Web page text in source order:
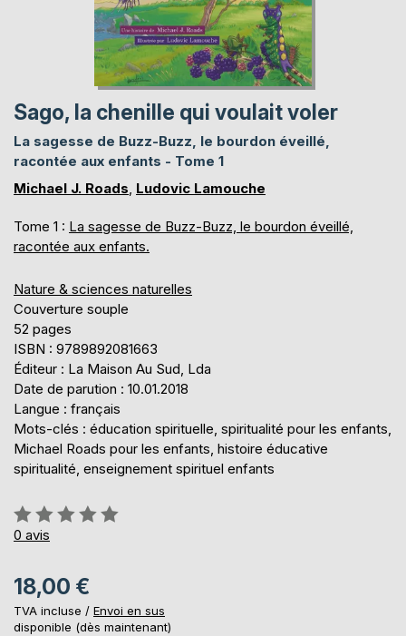
Sago, la chenille qui voulait voler
La sagesse de Buzz-Buzz, le bourdon éveillé,
racontée aux enfants - Tome 1
Michael J. Roads, Ludovic Lamouche
Tome 1 : La sagesse de Buzz-Buzz, le bourdon éveillé,
racontée aux enfants.
Nature & sciences naturelles
Couverture souple
52 pages
ISBN : 9789892081663
Éditeur : La Maison Au Sud, Lda
Date de parution : 10.01.2018
Langue : français
Mots-clés : éducation spirituelle, spiritualité pour les enfants,
Michael Roads pour les enfants, histoire éducative
spiritualité, enseignement spirituel enfants
Évaluation:
0%
0 avis
18,00 €
TVA incluse / Envoi en sus
disponible (dès maintenant)